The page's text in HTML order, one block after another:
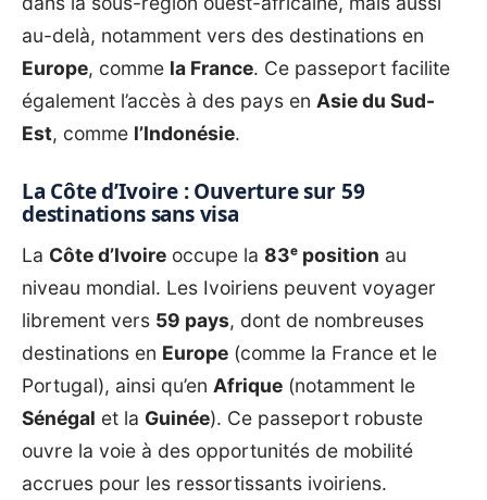
au-delà, notamment vers des destinations en
Europe, comme la France. Ce passeport facilite
également l’accès à des pays en Asie du Sud-
Est, comme l’Indonésie.
La Côte d’Ivoire : Ouverture sur 59
destinations sans visa
La Côte d’Ivoire occupe la 83ᵉ position au
niveau mondial. Les Ivoiriens peuvent voyager
librement vers 59 pays, dont de nombreuses
destinations en Europe (comme la France et le
Portugal), ainsi qu’en Afrique (notamment le
Sénégal et la Guinée). Ce passeport robuste
ouvre la voie à des opportunités de mobilité
accrues pour les ressortissants ivoiriens.